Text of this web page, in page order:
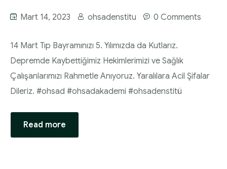
Mart 14, 2023 ohsadenstitu 0 Comments
14 Mart Tıp Bayramınızı 5. Yılımızda da Kutlarız.
Depremde Kaybettiğimiz Hekimlerimizi ve Sağlık
Çalışanlarımızı Rahmetle Anıyoruz. Yaralılara Acil Şifalar
Dileriz. #ohsad #ohsadakademi #ohsadenstitü
Read more